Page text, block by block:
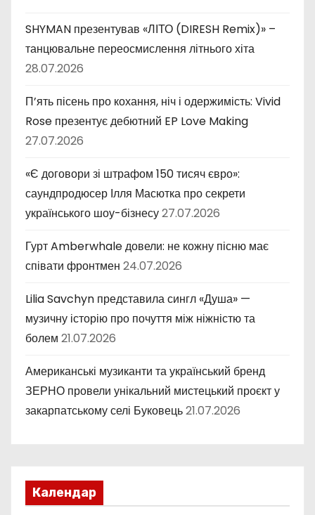
SHYMAN презентував «ЛІТО (DIRESH Remix)» –
танцювальне переосмислення літнього хіта
28.07.2026
П’ять пісень про кохання, ніч і одержимість: Vivid
Rose презентує дебютний EP Love Making
27.07.2026
«Є договори зі штрафом 150 тисяч євро»:
саундпродюсер Ілля Масютка про секрети
українського шоу-бізнесу27.07.2026
Гурт Amberwhale довели: не кожну пісню має
співати фронтмен 24.07.2026
Lilia Savchyn представила сингл «Душа» —
музичну історію про почуття між ніжністю та
болем 21.07.2026
Американські музиканти та український бренд
ЗЕРНО провели унікальний мистецький проєкт у
закарпатському селі Буковець21.07.2026
Календар